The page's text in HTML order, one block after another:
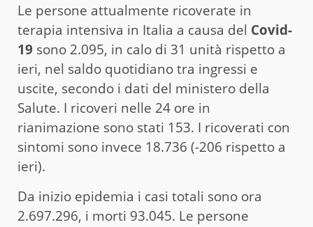
Le persone attualmente ricoverate in
terapia intensiva in Italia a causa del Covid-
19 sono 2.095, in calo di 31 unità rispetto a
ieri, nel saldo quotidiano tra ingressi e
uscite, secondo i dati del ministero della
Salute. I ricoveri nelle 24 ore in
rianimazione sono stati 153. I ricoverati con
sintomi sono invece 18.736 (-206 rispetto a
ieri).
Da inizio epidemia i casi totali sono ora
2.697.296, i morti 93.045. Le persone